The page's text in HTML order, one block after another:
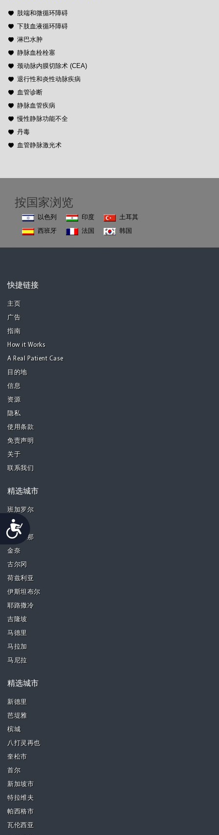
Accessibility
肢端和微循环障碍
下肢血液循环障碍
淋巴水肿
静脉血栓栓塞
颈动脉内膜切除术 (CEA)
退行性和炎性动脉疾病
血管诊断
静脉血管疾病
慢性静脉功能不全
丹毒
血管静脉激光术
按国家浏览
以色列
西班牙
印度
法国
土耳其
韩国
快捷链接
主页
广告
指南
How it Works
A Real Patient Case
目的地
信息
资源
隐私
使用条款
免责声明
关于
联系我们
精选城市
班加罗尔
曼谷
巴塞罗那
金奈
古尔冈
荷兹利亚
伊斯坦布尔
耶路撒冷
吉隆坡
马德里
马拉加
马尼拉
精选城市
新德里
芭堤雅
槟城
八打灵再也
奎松市
首尔
新加坡市
特拉维夫
帕西格市
瓦伦西亚